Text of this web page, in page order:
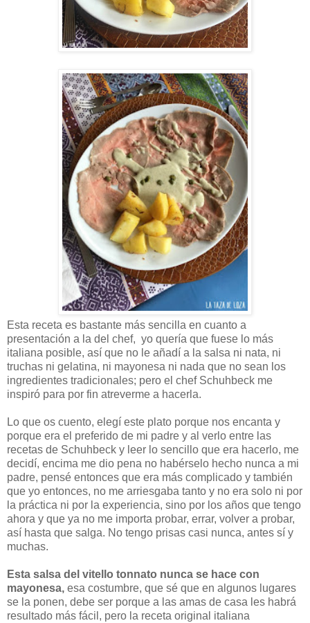
Esta receta es bastante más sencilla en cuanto a
presentación a la del chef, yo quería que fuese lo más
italiana posible, así que no le añadí a la salsa ni nata, ni
truchas ni gelatina, ni mayonesa ni nada que no sean los
ingredientes tradicionales; pero el chef Schuhbeck me
inspiró para por fin atreverme a hacerla.
Lo que os cuento, elegí este plato porque nos encanta y
porque era el preferido de mi padre y al verlo entre las
recetas de Schuhbeck y leer lo sencillo que era hacerlo, me
decidí, encima me dio pena no habérselo hecho nunca a mi
padre, pensé entonces que era más complicado y también
que yo entonces, no me arriesgaba tanto y no era solo ni por
la práctica ni por la experiencia, sino por los años que tengo
ahora y que ya no me importa probar, errar, volver a probar,
así hasta que salga. No tengo prisas casi nunca, antes sí y
muchas.
Esta salsa del vitello tonnato nunca se hace con
mayonesa, esa costumbre, que sé que en algunos lugares
se la ponen, debe ser porque a las amas de casa les habrá
resultado más fácil, pero la receta original italiana